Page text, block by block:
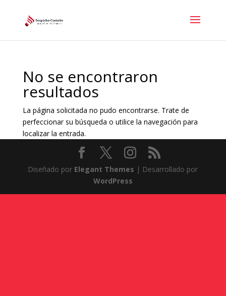
No se encontraron
resultados
La página solicitada no pudo encontrarse. Trate de
perfeccionar su búsqueda o utilice la navegación para
localizar la entrada.
Diseñado por Elegant Themes | Desarrollado por
WordPress